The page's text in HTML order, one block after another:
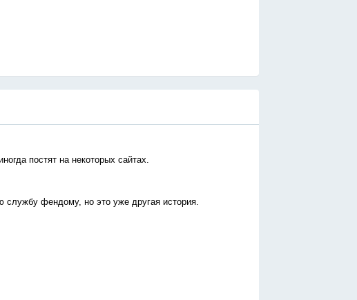
постят на некоторых сайтах.
службу фендому, но это уже другая история.